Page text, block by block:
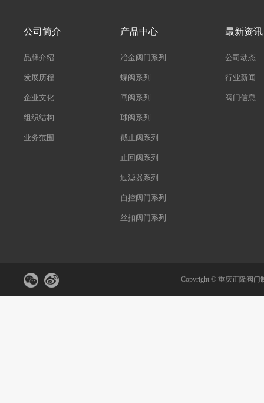
公司简介
品牌介绍
发展历程
企业文化
组织结构
业务范围
产品中心
冶金阀门系列
蝶阀系列
闸阀系列
球阀系列
截止阀系列
止回阀系列
过滤器系列
自控阀门系列
丝扣阀门系列
最新资讯
公司动态
行业新闻
阀门信息
Copyright © 重庆正隆阀门